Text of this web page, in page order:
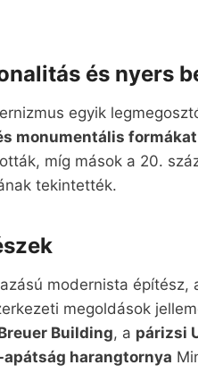
és nyers
egyik
monumentális formákat
míg mások a 20.
tekintették.
modernista építész,
megoldások
Building, a párizsi
harangtornya